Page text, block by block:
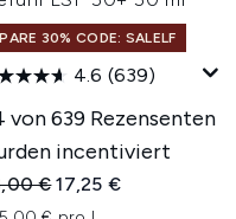
30% CODE: SALELF
4.6 (639)
von 639 Rezensenten
incentiviert
€Aktueller Preis:
17,25 €